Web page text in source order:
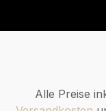
Alle Preise